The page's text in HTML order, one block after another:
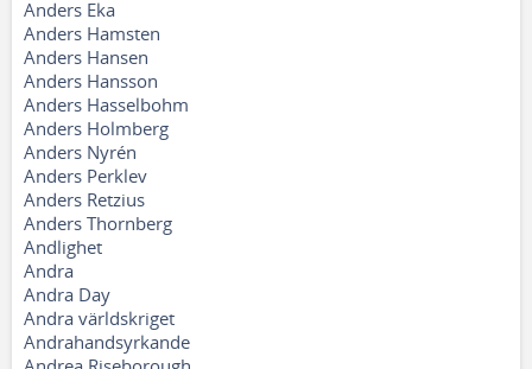
Anders Eka
Anders Hamsten
Anders Hansen
Anders Hansson
Anders Hasselbohm
Anders Holmberg
Anders Nyrén
Anders Perklev
Anders Retzius
Anders Thornberg
Andlighet
Andra
Andra Day
Andra världskriget
Andrahandsyrkande